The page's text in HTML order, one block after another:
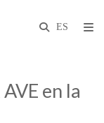
en la